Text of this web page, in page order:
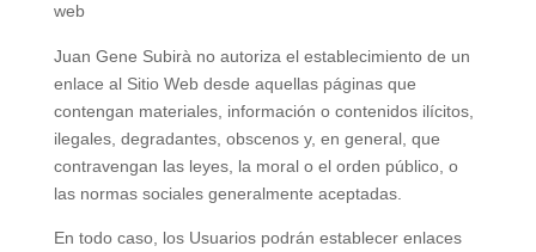
web
Juan Gene Subirà no autoriza el establecimiento de un
enlace al Sitio Web desde aquellas páginas que
contengan materiales, información o contenidos ilícitos,
ilegales, degradantes, obscenos y, en general, que
contravengan las leyes, la moral o el orden público, o
las normas sociales generalmente aceptadas.
En todo caso, los Usuarios podrán establecer enlaces